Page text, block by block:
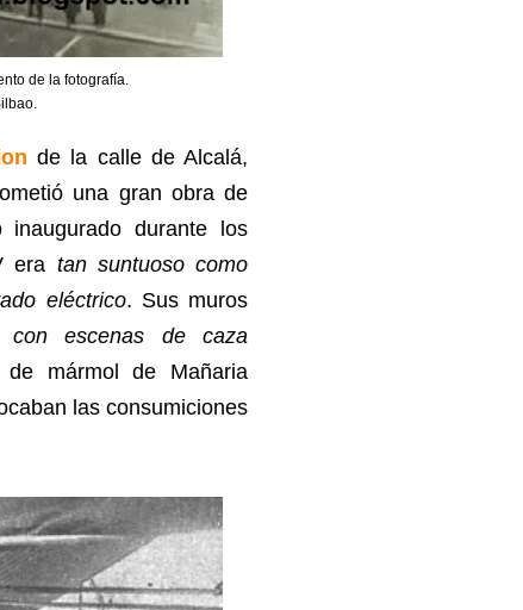
de la fotografía.
de la calle de Alcalá,
una gran obra de
durante los
era tan suntuoso como
eléctrico. Sus muros
con escenas de caza
mármol de Mañaria
las consumiciones